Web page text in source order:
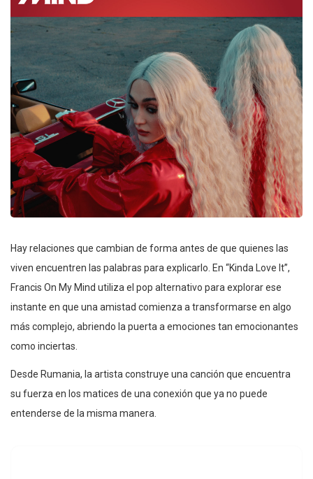
Hay relaciones que cambian de forma antes de que quienes las
viven encuentren las palabras para explicarlo. En “Kinda Love It”,
Francis On My Mind utiliza el pop alternativo para explorar ese
instante en que una amistad comienza a transformarse en algo
más complejo, abriendo la puerta a emociones tan emocionantes
como inciertas.
Desde Rumania, la artista construye una canción que encuentra
su fuerza en los matices de una conexión que ya no puede
entenderse de la misma manera.